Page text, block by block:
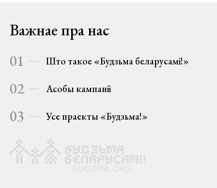
Важнае пра нас
01 Што такое «Будзьма беларусамі!»
02 Асобы кампаніі
03 Усе праекты «Будзьма!»